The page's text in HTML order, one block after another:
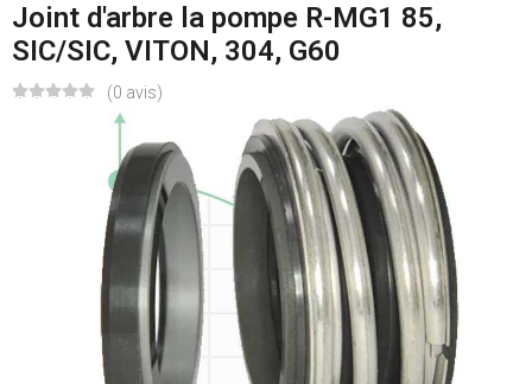
Joint d'arbre la pompe R-MG1 85,
SIC/SIC, VITON, 304, G60
(0 avis)